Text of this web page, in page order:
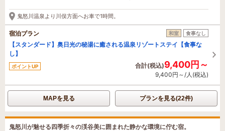
4時間前に予約されました
鬼怒川温泉より川俣方面へお車で1時間。
宿泊プラン 和室 食事なし
【スタンダード】奥日光の秘湯に癒される温泉リゾートステイ【食事な
し】
ポイントUP 合計(税込)9,400円～
9,400円～/人(税込)
MAPを見る プランを見る(22件)
鬼怒川が魅せる四季折々の渓谷美に囲まれた静かな環境に佇む宿。